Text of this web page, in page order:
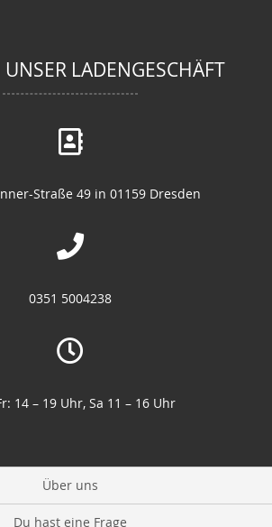
LADENGESCHÄFT
Straße 49 in 01159 Dresden
0351 5004238
14 – 19 Uhr, Sa 11 – 16 Uhr
Über uns
Du hast eine Frage